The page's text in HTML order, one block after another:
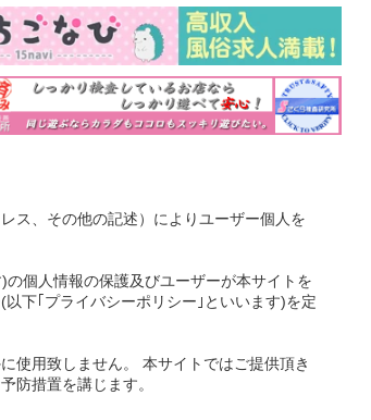
ス、その他の記述）によりユーザー個人を
個人情報の保護及びユーザーが本サイトを
下｢プライバシーポリシー｣といいます)を定
使用致しません。 本サイトではご提供頂き
防措置を講じます。